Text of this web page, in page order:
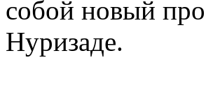
собой новый
Нуризаде.